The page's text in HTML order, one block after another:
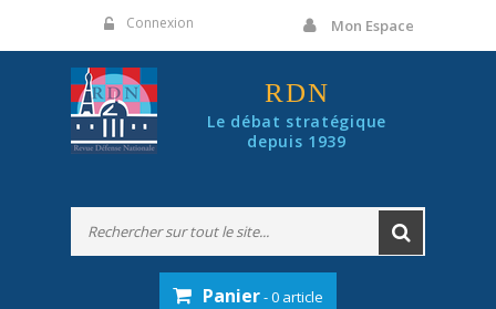
Connexion Mon Espace
RDN
Le débat stratégique
depuis 1939
Panier- 0 article